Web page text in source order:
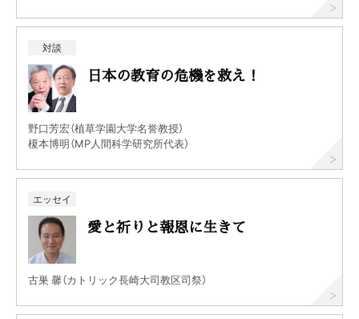
対談
日本の教育の危機を救え！
野口芳宏（植草学園大学名誉教授）
榎本博明（MP人間科学研究所代表）
エッセイ
愛と祈りと報恩に生きて
古巣 馨（カトリック長崎大司教区司祭）